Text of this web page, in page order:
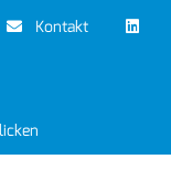
Kontakt